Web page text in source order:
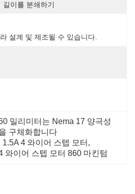
길이를 분쇄하기
설계 및 제조될 수 있습니다.
밀리미터는 Nema 17 양극성
구체화합니다
1.5A 4 와이어 스텝 모터 ,
와이어 스텝 모터 860 마킨텀